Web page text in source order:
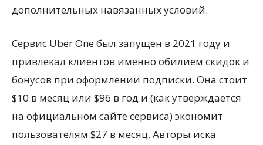
дополнительных навязанных условий.
Сервис Uber One был запущен в 2021 году и
привлекал клиентов именно обилием скидок и
бонусов при оформлении подписки. Она стоит
$10 в месяц или $96 в год и (как утверждается
на официальном сайте сервиса) экономит
пользователям $27 в месяц. Авторы иска